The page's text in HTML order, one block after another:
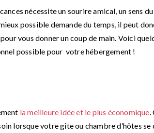
nécessite un sourire amical, un sens
possible demande du temps, il peut
vous donner un coup de main. Voici
possible pour votre hébergement !
la meilleure idée et le plus économique.
lorsque votre gîte ou chambre d’hôtes se